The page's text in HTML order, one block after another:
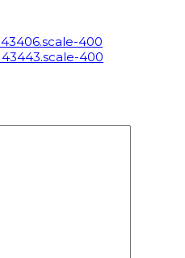
400
400